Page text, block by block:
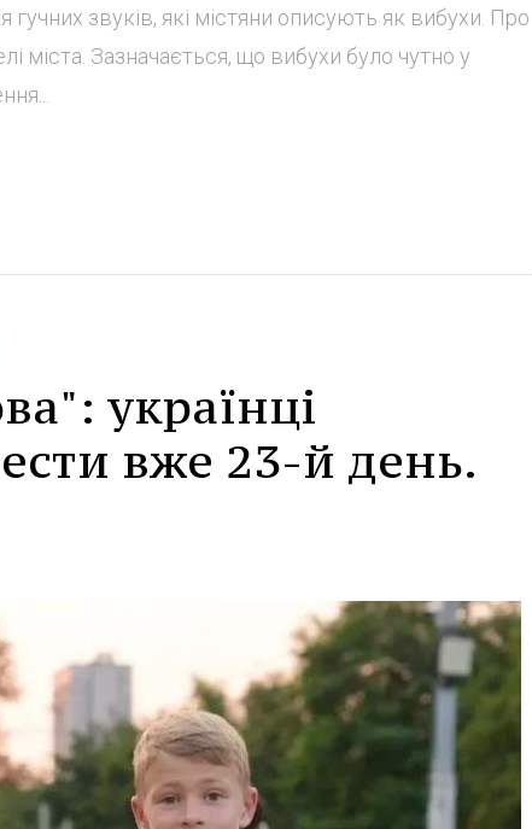
звуків, які містяни описують як вибухи. Про
міста. Зазначається, що вибухи було чутно у
українці
вже 23-й день.